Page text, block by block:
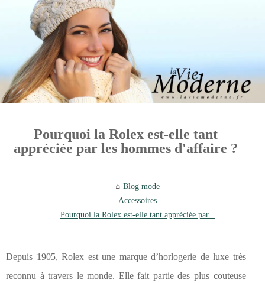
Pourquoi la Rolex est-elle tant
appréciée par les hommes d'affaire ?
Blog mode
Accessoires
Pourquoi la Rolex est-elle tant appréciée par...
Depuis 1905, Rolex est une marque d’horlogerie de luxe très
reconnu à travers le monde. Elle fait partie des plus couteuse